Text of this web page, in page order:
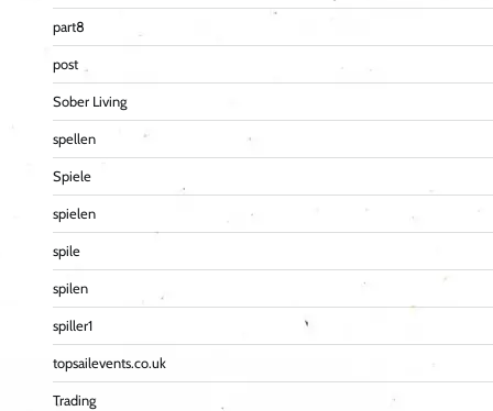
part8
post
Sober Living
spellen
Spiele
spielen
spile
spilen
spiller1
topsailevents.co.uk
Trading